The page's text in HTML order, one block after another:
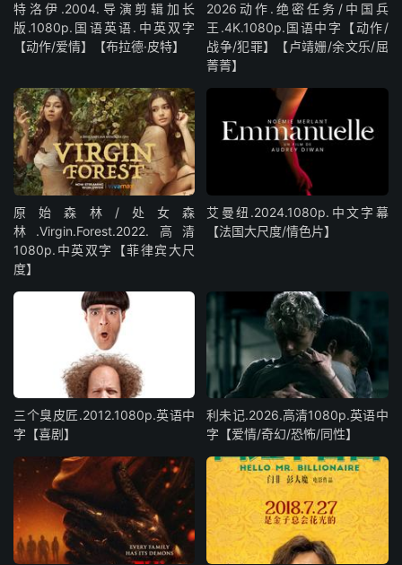
特洛伊.2004.导演剪辑加长
版.1080p.国语英语.中英双字
【动作/爱情】【布拉德·皮特】
2026动作.绝密任务/中国兵
王.4K.1080p.国语中字【动作/
战争/犯罪】【卢靖姗/余文乐/屈
菁菁】
原始森林/处女森
林.Virgin.Forest.2022.高清
1080p.中英双字【菲律宾大尺
度】
艾曼纽.2024.1080p.中文字幕
【法国大尺度/情色片】
三个臭皮匠.2012.1080p.英语中
字【喜剧】
利未记.2026.高清1080p.英语中
字【爱情/奇幻/恐怖/同性】